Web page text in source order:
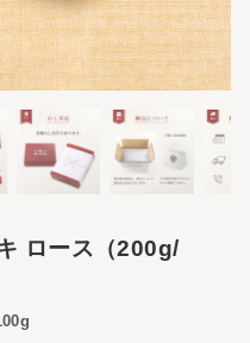
ロース（200g/